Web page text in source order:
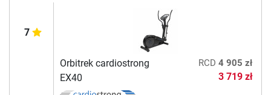
7
Orbitrek cardiostrong
EX40
RCD 4 905 zł
3 719 zł